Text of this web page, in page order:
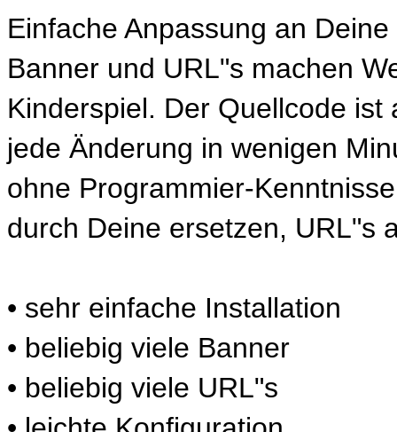
Einfache Anpassung an
Banner und URL"s machen
Kinderspiel. Der Quellcode
jede Änderung in wenigen
ohne Programmier-
durch Deine ersetzen, URL"s
• sehr einfache Installation
• beliebig viele Banner
• beliebig viele URL"s